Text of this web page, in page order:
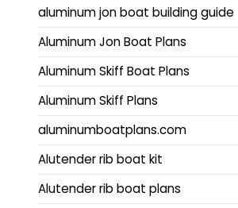
aluminum jon boat building guide
Aluminum Jon Boat Plans
Aluminum Skiff Boat Plans
Aluminum Skiff Plans
aluminumboatplans.com
Alutender rib boat kit
Alutender rib boat plans